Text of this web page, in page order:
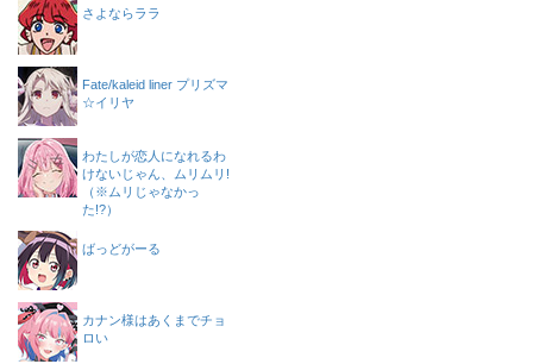
さよならララ
Fate/kaleid liner プリズマ
☆イリヤ
わたしが恋人になれるわ
けないじゃん、ムリムリ!
（※ムリじゃなかっ
た!?）
ばっどがーる
カナン様はあくまでチョ
ロい